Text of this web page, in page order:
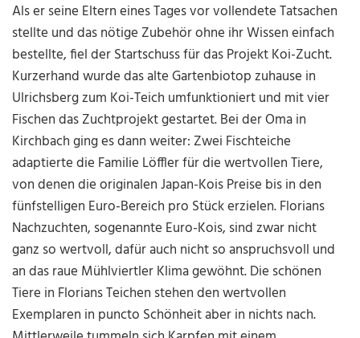
Als er seine Eltern eines Tages vor vollendete Tatsachen
stellte und das nötige Zubehör ohne ihr Wissen einfach
bestellte, fiel der Startschuss für das Projekt Koi-Zucht.
Kurzerhand wurde das alte Gartenbiotop zuhause in
Ulrichsberg zum Koi-Teich umfunktioniert und mit vier
Fischen das Zuchtprojekt gestartet. Bei der Oma in
Kirchbach ging es dann weiter: Zwei Fischteiche
adaptierte die Familie Löffler für die wertvollen Tiere,
von denen die originalen Japan-Kois Preise bis in den
fünfstelligen Euro-Bereich pro Stück erzielen. Florians
Nachzuchten, sogenannte Euro-Kois, sind zwar nicht
ganz so wertvoll, dafür auch nicht so anspruchsvoll und
an das raue Mühlviertler Klima gewöhnt. Die schönen
Tiere in Florians Teichen stehen den wertvollen
Exemplaren in puncto Schönheit aber in nichts nach.